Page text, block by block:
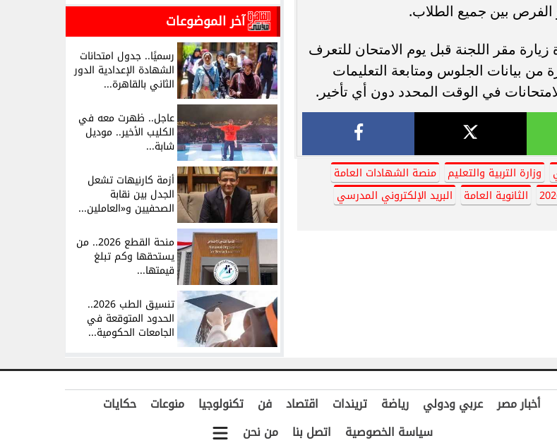
بين جميع الطلاب.
مقر اللجنة قبل يوم الامتحان للتعرف
بيانات الجلوس ومتابعة التعليمات
في الوقت المحدد دون أي تأخير.
وزارة التربية والتعليم
منصة الشهادات العامة
الثانوية العامة
البريد الإلكتروني المدرسي
آخر الموضوعات
رسميًا.. جدول امتحانات
الشهادة الإعدادية الدور
الثاني بالقاهرة...
عاجل.. ظهرت معه في
الكليب الأخير.. موديل
شابة...
أزمة كارنيهات تشعل
الجدل بين نقابة
الصحفيين و«العاملين...
منحة القطع 2026.. من
يستحقها وكم تبلغ
قيمتها...
تنسيق الطب 2026..
الحدود المتوقعة في
الجامعات الحكومية...
أخبار مصر عربي ودولي رياضة تريندات اقتصاد فن تكنولوجيا منوعات
حكايات
سياسة الخصوصية
اتصل بنا من نحن